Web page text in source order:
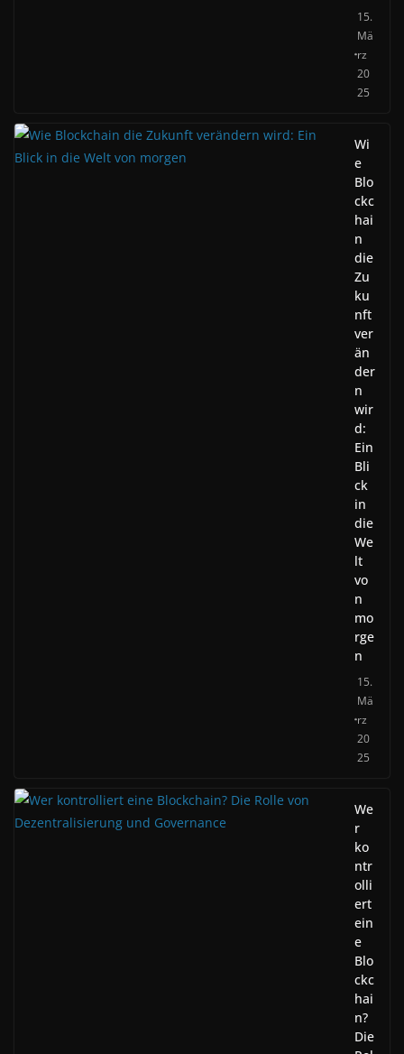
15.
Mä
rz
20
25
Wi
e
Blo
ckc
hai
n
die
Zu
ku
nft
ver
än
der
n
wir
d:
Ein
Bli
ck
in
die
We
lt
vo
n
mo
rge
n
15.
Mä
rz
20
25
We
r
ko
ntr
olli
ert
ein
e
Blo
ckc
hai
n?
Die